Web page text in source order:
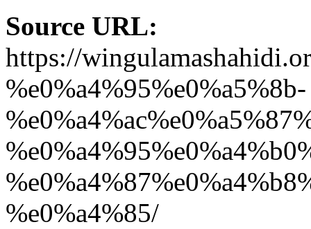
Source URL:
https://
%e0%a4%95%e0%a5%8b-
%e0%a4%85/